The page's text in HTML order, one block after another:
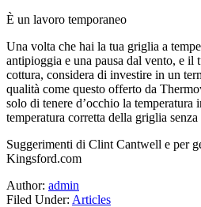
È un lavoro temporaneo
Una volta che hai la tua griglia a
antipioggia e una pausa dal vento, e il
cottura, considera di investire in un
qualità come questo offerto da
solo di tenere d’occhio la temperatura
temperatura corretta della griglia
Suggerimenti di Clint Cantwell e per
Kingsford.com
Author: admin
Filed Under: Articles